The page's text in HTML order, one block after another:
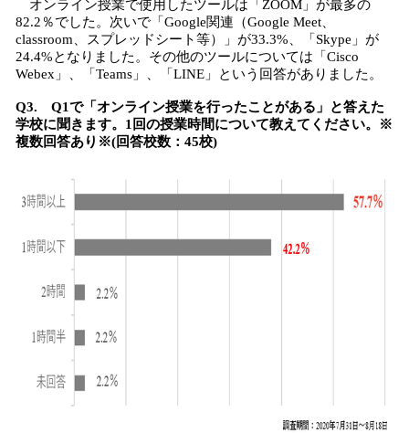
オンライン授業で使用したツールは「ZOOM」が最多の
82.2％でした。次いで「Google関連（Google Meet、
classroom、スプレッドシート等）」が33.3%、「Skype」が
24.4%となりました。その他のツールについては「Cisco
Webex」、「Teams」、「LINE」という回答がありました。
Q3. Q1で「オンライン授業を行ったことがある」と答えた
学校に聞きます。1回の授業時間について教えてください。※
複数回答あり※(回答校数：45校)